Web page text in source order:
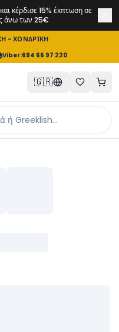
και κέρδισε 15% έκπτωση σε
άνω των 25€
- ΧΟΝΔΡΙΚΗ
Viber:694 66 97 220
🇬🇷